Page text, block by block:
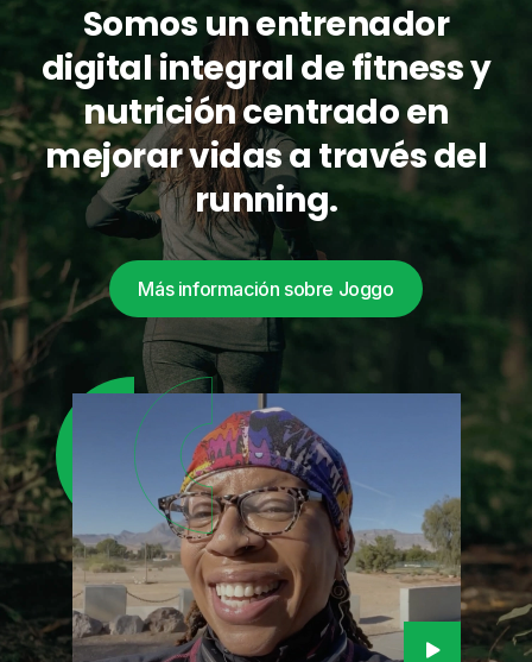
Somos un entrenador
digital integral de fitness y
nutrición centrado en
mejorar vidas a través del
running.
Más información sobre Joggo